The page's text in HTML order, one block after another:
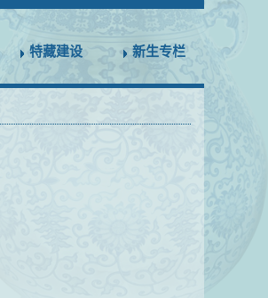
特藏建设 新生专栏